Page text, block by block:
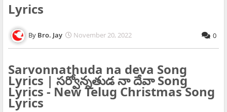
Lyrics
Bro. Jay November 20, 2022 0
Sarvonnathuda na deva Song
Lyrics | సర్వోన్నతుడ నా దేవా Song
Lyrics - New Telug Christmas Song
Lyrics